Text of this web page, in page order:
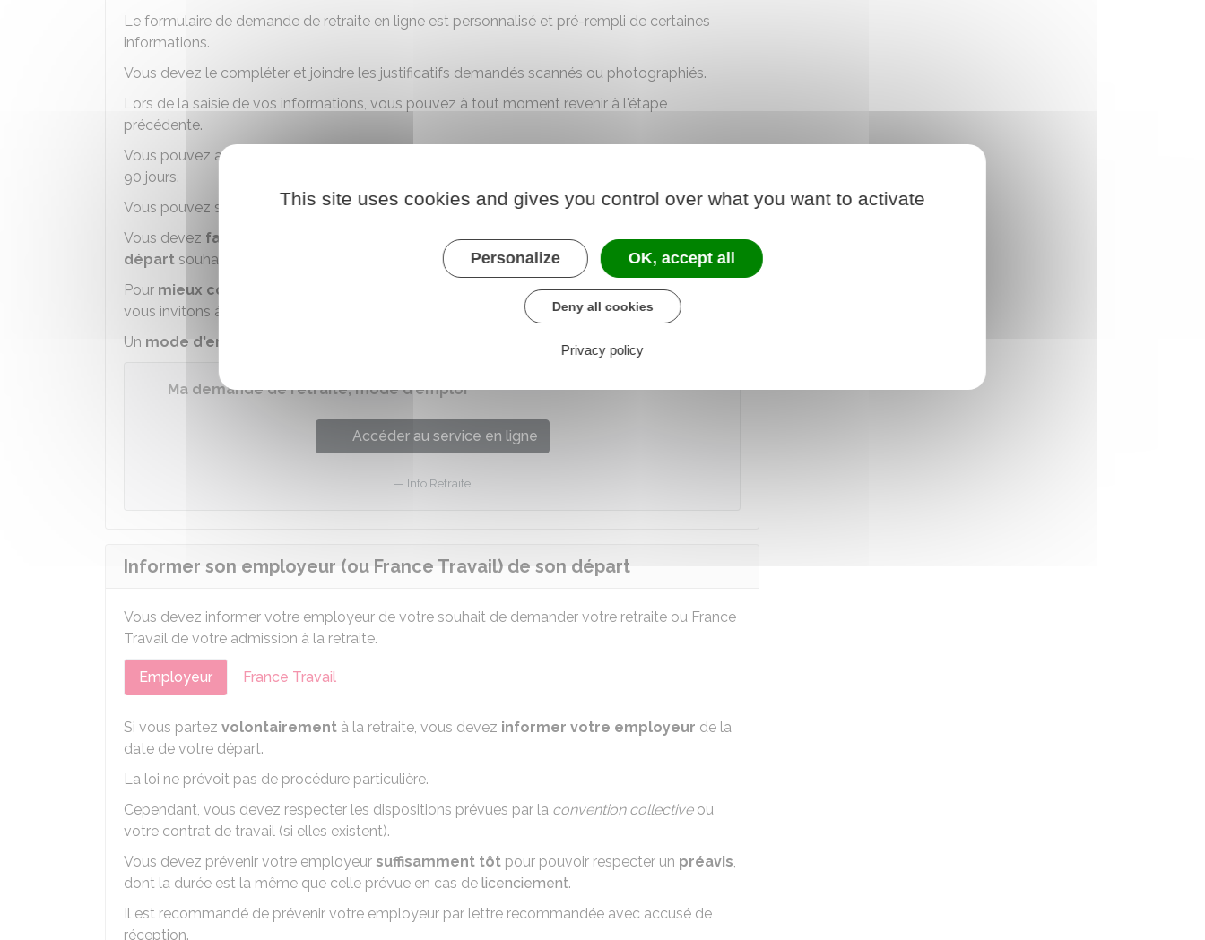
Le formulaire de demande de retraite en ligne est personnalisé et pré-rempli de certaines
informations.
Vous devez le compléter et joindre les justificatifs demandés scannés ou photographiés.
Lors de la saisie de vos informations, vous pouvez à tout moment revenir à l'étape
précédente.
Vous pouvez aussi enregistrer votre demande pour y revenir plus tard. Elle est conservée
90 jours.
Vous pouvez suivre à tout moment l'état d'avancement de votre demande.
Vous devez faire votre demande de retraite au moins 5 mois avant la date de
départ souhaitée.
Pour mieux comprendre le service en ligne de demande unique de retraite
vous invitons à regarder cette vidéo :
Un mode d'emploi
Ma demande de retraite, mode d'emploi
Accéder au service en ligne
Info Retraite
Informer son employeur (ou France Travail) de son départ
Vous devez informer votre employeur de votre souhait de demander votre retraite ou France
Travail de votre admission à la retraite.
Employeur France Travail
Si vous partez volontairement à la retraite, vous devez informer votre employeur de la
date de votre départ.
La loi ne prévoit pas de procédure particulière.
Cependant, vous devez respecter les dispositions prévues par la convention collectiveou
votre contrat de travail (si elles existent).
Vous devez prévenir votre employeur suffisamment tôt pour pouvoir respecter un préavis,
dont la durée est la même que celle prévue en cas de licenciement.
Il est recommandé de prévenir votre employeur par lettre recommandée avec accusé de
réception.
This site uses cookies and gives you control over what you want to activate
Personalize OK, accept all
Deny all cookies
Privacy policy